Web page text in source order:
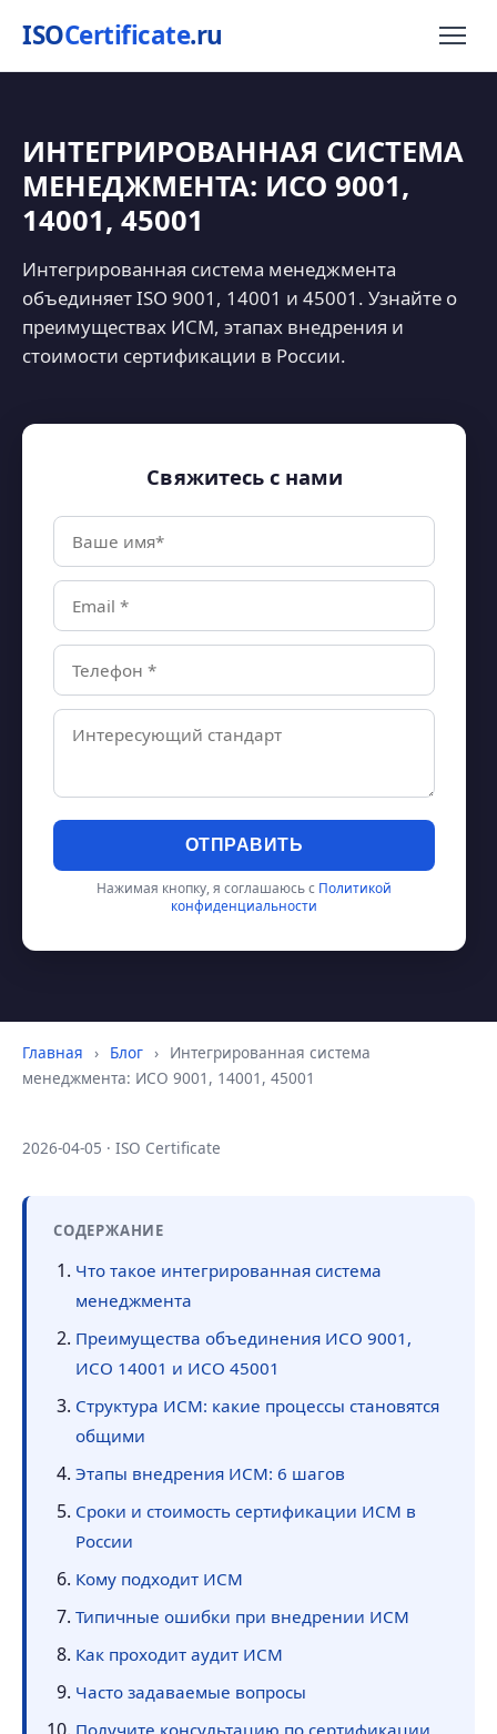
ISOCertificate.ru
ИНТЕГРИРОВАННАЯ СИСТЕМА
МЕНЕДЖМЕНТА: ИСО 9001,
14001, 45001
Интегрированная система менеджмента
объединяет ISO 9001, 14001 и 45001. Узнайте о
преимуществах ИСМ, этапах внедрения и
стоимости сертификации в России.
Свяжитесь с нами
ОТПРАВИТЬ
Нажимая кнопку, я соглашаюсь с Политикой
конфиденциальности
Главная › Блог › Интегрированная система
менеджмента: ИСО 9001, 14001, 45001
2026-04-05 · ISO Certificate
СОДЕРЖАНИЕ
Что такое интегрированная система
менеджмента
Преимущества объединения ИСО 9001,
ИСО 14001 и ИСО 45001
Структура ИСМ: какие процессы становятся
общими
Этапы внедрения ИСМ: 6 шагов
Сроки и стоимость сертификации ИСМ в
России
Кому подходит ИСМ
Типичные ошибки при внедрении ИСМ
Как проходит аудит ИСМ
Часто задаваемые вопросы
Получите консультацию по сертификации